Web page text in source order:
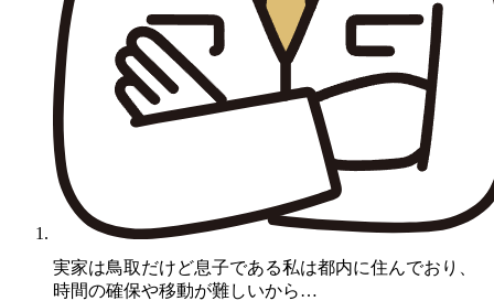
A様
実家は鳥取だけど息子である私は都内に住んでおり、
時間の確保や移動が難しいから…